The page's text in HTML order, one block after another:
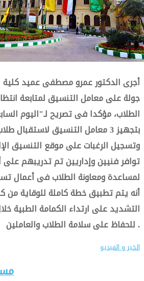
أجرى الدكتور عمرو مصطفى عميد كلية
جولة على معامل التنسيق لمتابعة
الطلاب، مؤكدا فى تصريح لـ"اليوم
بتجهيز 3 معامل التنسيق لاستقبال
وتسجيل الرغبات على موقع التنسيق
توافر فنيين وإداريين تم تدريبهم
لمساعدة ومعاونة الطلاب فى أعمال
أنه يتم تطبيق خطة كاملة للوقاية من
التشديد على ارتداء الكمامة الطبية
للحفاظ على سلامة الطلاب والعاملين .
الخبر و الفيديو